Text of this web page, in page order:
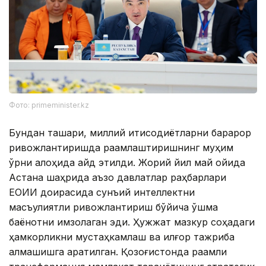
Фото: primeminister.kz
Бундан ташқари, миллий иқтисодиётларни барқарор
ривожлантиришда рақамлаштиришнинг муҳим
ўрни алоҳида қайд этилди. Жорий йил май ойида
Астана шаҳрида аъзо давлатлар раҳбарлари
ЕОИИ доирасида сунъий интеллектни
масъулиятли ривожлантириш бўйича қўшма
баёнотни имзолаган эди. Ҳужжат мазкур соҳадаги
ҳамкорликни мустаҳкамлаш ва илғор тажриба
алмашишга қаратилган. Қозоғистонда рақамли